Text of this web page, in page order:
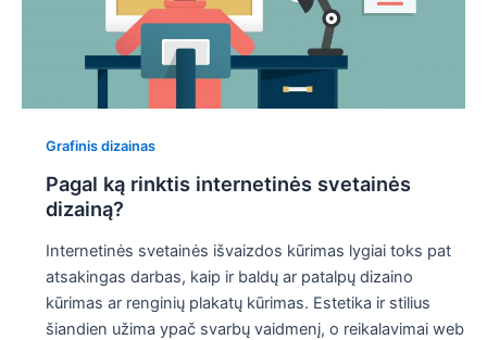
Grafinis dizainas
Pagal ką rinktis internetinės svetainės
dizainą?
Internetinės svetainės išvaizdos kūrimas lygiai toks pat
atsakingas darbas, kaip ir baldų ar patalpų dizaino
kūrimas ar renginių plakatų kūrimas. Estetika ir stilius
šiandien užima ypač svarbų vaidmenį, o reikalavimai web